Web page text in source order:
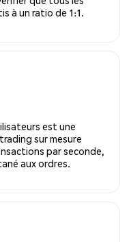
à un ratio de 1:1.
est une
sur mesure
par seconde,
aux ordres.